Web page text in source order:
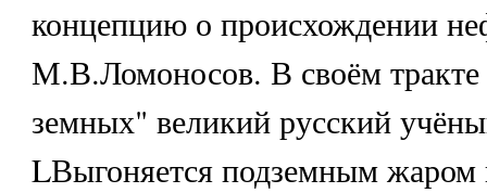
концепцию о происхождении
М.В.Ломоносов. В своём
земных" великий русский
LВыгоняется подземным жаром